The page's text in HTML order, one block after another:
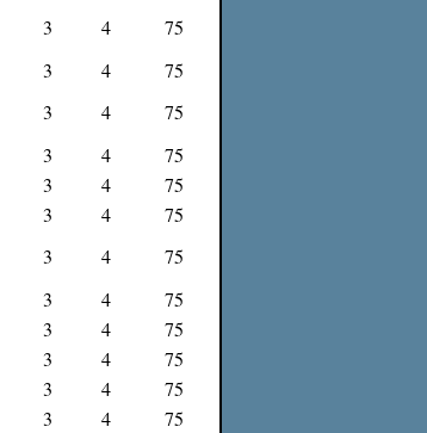
3 4
75
3 4
75
3 4
75
3 4
75
3 4
75
3 4
75
3 4
75
3 4
75
3 4
75
3 4
75
3 4
75
3 4
75